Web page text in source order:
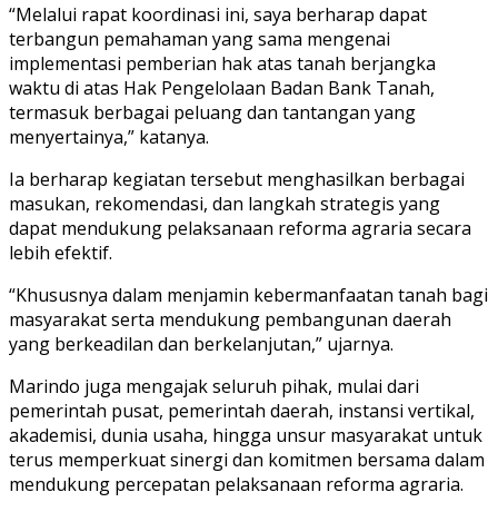
“Melalui rapat koordinasi ini, saya berharap dapat
terbangun pemahaman yang sama mengenai
implementasi pemberian hak atas tanah berjangka
waktu di atas Hak Pengelolaan Badan Bank Tanah,
termasuk berbagai peluang dan tantangan yang
menyertainya,” katanya.
Ia berharap kegiatan tersebut menghasilkan berbagai
masukan, rekomendasi, dan langkah strategis yang
dapat mendukung pelaksanaan reforma agraria secara
lebih efektif.
“Khususnya dalam menjamin kebermanfaatan tanah bagi
masyarakat serta mendukung pembangunan daerah
yang berkeadilan dan berkelanjutan,” ujarnya.
Marindo juga mengajak seluruh pihak, mulai dari
pemerintah pusat, pemerintah daerah, instansi vertikal,
akademisi, dunia usaha, hingga unsur masyarakat untuk
terus memperkuat sinergi dan komitmen bersama dalam
mendukung percepatan pelaksanaan reforma agraria.